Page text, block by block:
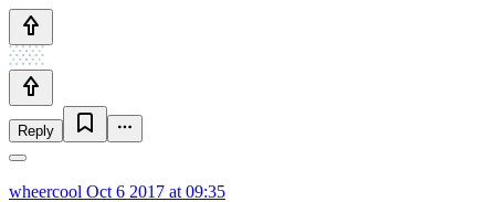
Reply
wheercool Oct 6 2017 at 09:35